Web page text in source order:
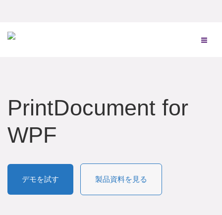
PrintDocument for
WPF
デモを試す 製品資料を見る